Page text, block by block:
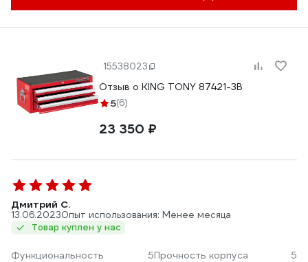
15538023
Отзыв о KING TONY 87421-3B
5(6)
23 350 ₽
Дмитрий С.
13.06.2023Опыт использования: Менее месяца
Товар куплен у нас
Функциональность 5Прочность корпуса
5